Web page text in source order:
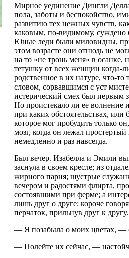
Мирное уединение Дингли
пола, заботы и беспокойство,
развитию тех нежных чувств,
каковым, по-видимому, суждено
Юные леди были миловидны,
этом возрасте они отнюдь не
на тo «не тронь меня» в
тетушку от всех женщин когда-
родственное в их натуре, что-
словом, сорвавшимся с уст
истерический смех был первым
Но проистекало ли ее волнение
при каких обстоятельствах,
которое мог пробудить только
мозг, когда он лежал
немедленно и раз навсегда.
Был вечер. Изабелла и Эмили
заснула в своем кресле; из
жирного парня; шустрые
вечером и радостями флирта,
состоявшими при ферме; а
лишь друг о друге; короче
перчаток, прильнув друг к другу.
— Я позабыла о моих цветах, —
— Полейте их сейчас, —